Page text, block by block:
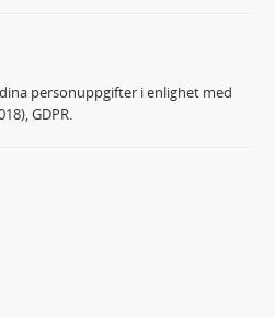
personuppgifter i enlighet med
GDPR.